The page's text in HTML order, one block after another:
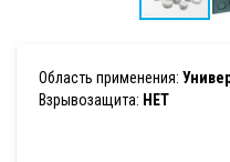
Область применения:
Взрывозащита: НЕТ